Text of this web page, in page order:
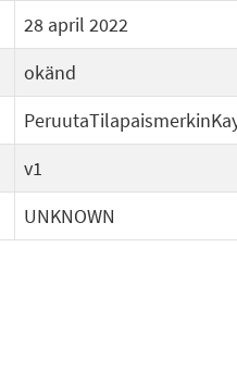
28 april 2022
okänd
v1
UNKNOWN